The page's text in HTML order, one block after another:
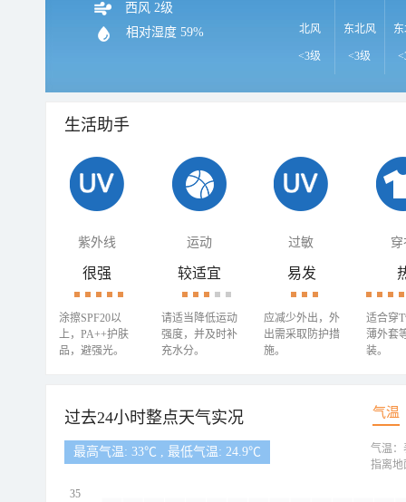
西风 2级
相对湿度 59% 北风
<3级
东北风
<3级
生活助手
紫外线 运动 过敏 穿
很强
涂擦SPF20以
上，PA++护肤
品，避强光。
较适宜
请适当降低运动
强度，并及时补
充水分。
易发
应减少外出，外
出需采取防护措
施。
适合穿
薄外套
装。
过去24小时整点天气实况 气温
最高气温: 33℃ , 最低气温: 24.9℃
35
气温：
指离地